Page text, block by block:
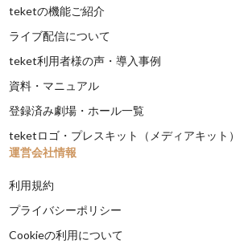
teketの機能ご紹介
ライブ配信について
teket利用者様の声・導入事例
資料・マニュアル
登録済み劇場・ホール一覧
teketロゴ・プレスキット（メディアキット）
運営会社情報
利用規約
プライバシーポリシー
Cookieの利用について